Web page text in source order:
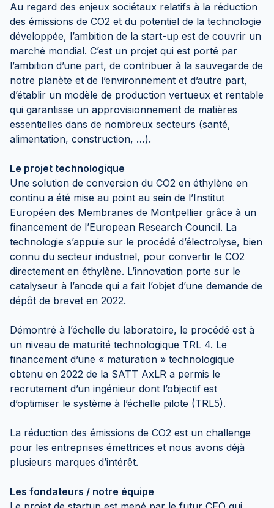
Au regard des enjeux sociétaux relatifs à la réduction
des émissions de CO2 et du potentiel de la technologie
développée, l’ambition de la start-up est de couvrir un
marché mondial. C’est un projet qui est porté par
l’ambition d’une part, de contribuer à la sauvegarde de
notre planète et de l’environnement et d’autre part,
d’établir un modèle de production vertueux et rentable
qui garantisse un approvisionnement de matières
essentielles dans de nombreux secteurs (santé,
alimentation, construction, …).
Le projet technologique
Une solution de conversion du CO2 en éthylène en
continu a été mise au point au sein de l’Institut
Européen des Membranes de Montpellier grâce à un
financement de l’European Research Council. La
technologie s’appuie sur le procédé d’électrolyse, bien
connu du secteur industriel, pour convertir le CO2
directement en éthylène. L’innovation porte sur le
catalyseur à l’anode qui a fait l’objet d’une demande de
dépôt de brevet en 2022.
Démontré à l’échelle du laboratoire, le procédé est à
un niveau de maturité technologique TRL 4. Le
financement d’une « maturation » technologique
obtenu en 2022 de la SATT AxLR a permis le
recrutement d’un ingénieur dont l’objectif est
d’optimiser le système à l’échelle pilote (TRL5).
La réduction des émissions de CO2 est un challenge
pour les entreprises émettrices et nous avons déjà
plusieurs marques d’intérêt.
Les fondateurs / notre équipe